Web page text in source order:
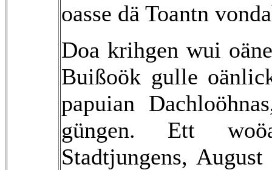
oasse dä Toantn
Doa krihgen wui
Buißoök gulle
papuian
güngen. Ett
Stadtjungens,